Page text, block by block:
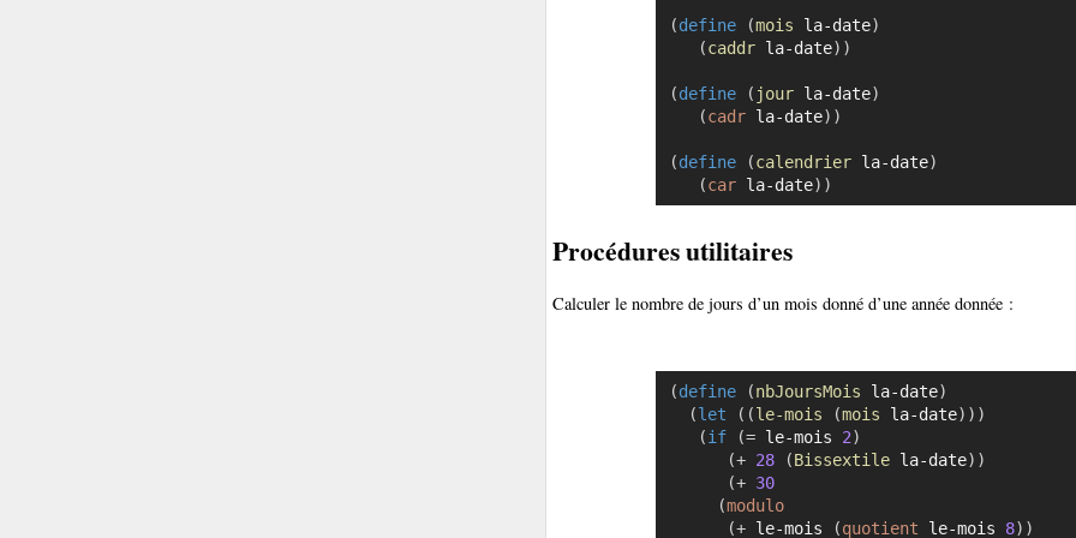
(define (mois la-date)
(caddr la-date) )
(define ( jour la-date)
(cadr la-date) )
(define (calendrier la-date)
(car la-date) )
Procédures utilitaires
Calculer le nombre de jours d’un mois donné d’une année donnée :
(define (nbJoursMois la-date)
(let ( (le-mois (mois la-date) ) )
(if (= le-mois 2)
(+ 28 (Bissextile la-date) )
(+ 30
(modulo
(+ le-mois (quotient le-mois 8) )